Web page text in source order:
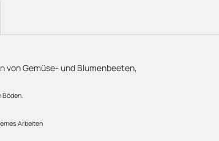
von Gemüse- und Blumenbeeten,
Arbeiten